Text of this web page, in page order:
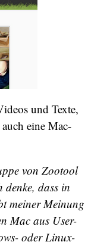
und Texte,
eine Mac-
von Zootool
dass in
meiner Meinung
Mac aus User-
oder Linux-